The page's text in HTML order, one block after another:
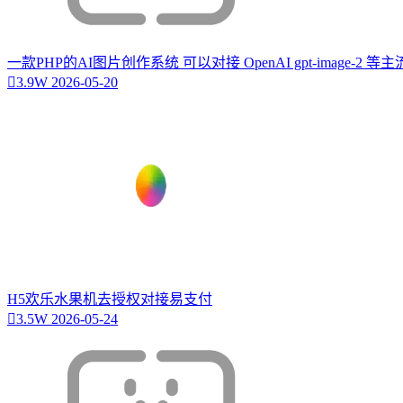
一款PHP的AI图片创作系统 可以对接 OpenAI gpt-image-2 等主
3.9W 2026-05-20
H5欢乐水果机去授权对接易支付
3.5W 2026-05-24